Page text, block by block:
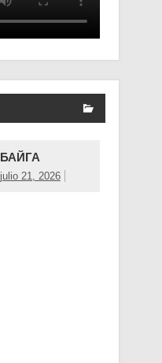
БАЙГА
julio 21, 2026